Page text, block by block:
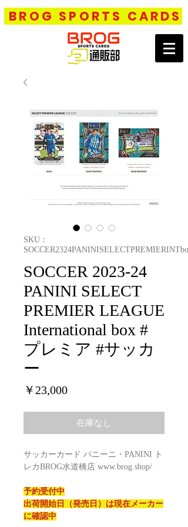
BROG SPORTS CARDS
SKU：
SOCCER2324PANINISELECTPREMIERINTbox
SOCCER 2023-24
PANINI SELECT
PREMIER LEAGUE
International box #
プレミア #サッカ
ー
￥23,000価
在庫なし
サッカーカード パニーニ・PANINI ト
レカBROG水道橋店 www.brog.shop/
予約受付中
出荷開始日（発売日）は現在メーカー
に確認中